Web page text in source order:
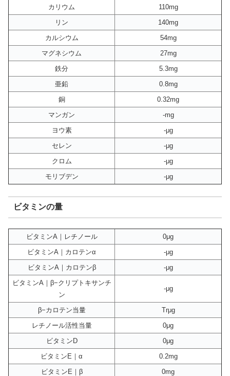
カリウム
110mg
リン
140mg
カルシウム
54mg
マグネシウム
27mg
鉄分
5.3mg
亜鉛
0.8mg
銅
0.32mg
マンガン
-mg
ヨウ素
-μg
セレン
-μg
クロム
-μg
モリブデン
-μg
ビタミンの量
ビタミンA｜レチノール
0μg
ビタミンA｜カロテンα
-μg
ビタミンA｜カロテンβ
-μg
ビタミンA｜β−クリプトキサンチ
ン
-μg
β−カロテン当量
Trμg
レチノール活性当量
0μg
ビタミンD
0μg
ビタミンE｜α
0.2mg
ビタミンE｜β
0mg